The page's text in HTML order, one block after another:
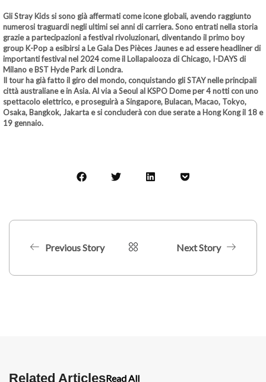
Gli Stray Kids si sono già affermati come icone globali, avendo raggiunto
numerosi traguardi negli ultimi sei anni di carriera. Sono entrati nella storia
grazie a partecipazioni a festival rivoluzionari, diventando il primo boy
group K-Pop a esibirsi a Le Gala Des Pièces Jaunes e ad essere headliner di
importanti festival nel 2024 come il Lollapalooza di Chicago, I-DAYS di
Milano e BST Hyde Park di Londra.
Il tour ha già fatto il giro del mondo, conquistando gli STAY nelle principali
città australiane e in Asia. Al via a Seoul al KSPO Dome per 4 notti con uno
spettacolo elettrico, e proseguirà a Singapore, Bulacan, Macao, Tokyo,
Osaka, Bangkok, Jakarta e si concluderà con due serate a Hong Kong il 18 e
19 gennaio.
Previous Story Next Story
Related ArticlesRead All